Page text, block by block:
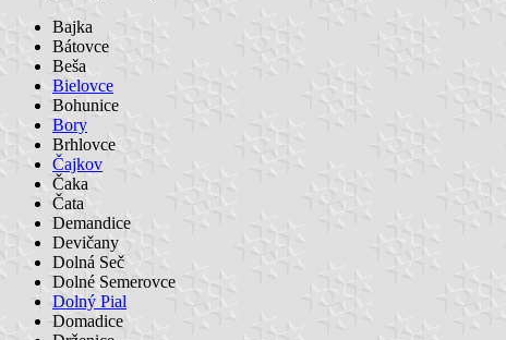
Bajka
Bátovce
Beša
Bielovce
Bohunice
Bory
Brhlovce
Čajkov
Čaka
Čata
Demandice
Devičany
Dolná Seč
Dolné Semerovce
Dolný Pial
Domadice